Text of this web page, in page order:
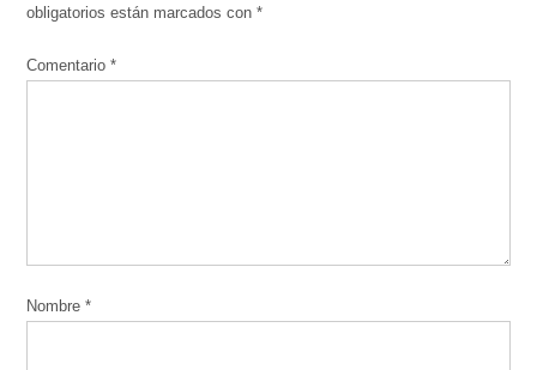
obligatorios están marcados con*
Comentario*
Nombre*